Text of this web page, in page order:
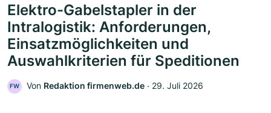
Elektro-Gabelstapler in der
Intralogistik: Anforderungen,
Einsatzmöglichkeiten und
Auswahlkriterien für Speditionen
FW Von Redaktion firmenweb.de ‧ 29. Juli 2026